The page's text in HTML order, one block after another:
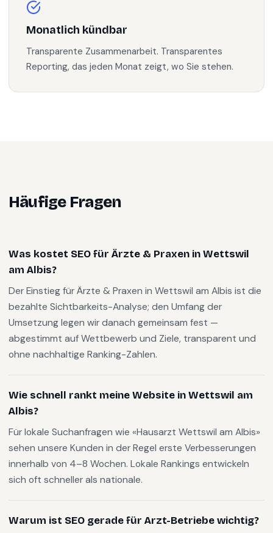
Monatlich kündbar
Transparente Zusammenarbeit. Transparentes
Reporting, das jeden Monat zeigt, wo Sie stehen.
Häufige Fragen
Was kostet SEO für Ärzte & Praxen in Wettswil
am Albis?
Der Einstieg für Ärzte & Praxen in Wettswil am Albis ist die
bezahlte Sichtbarkeits-Analyse; den Umfang der
Umsetzung legen wir danach gemeinsam fest —
abgestimmt auf Wettbewerb und Ziele, transparent und
ohne nachhaltige Ranking-Zahlen.
Wie schnell rankt meine Website in Wettswil am
Albis?
Für lokale Suchanfragen wie «Hausarzt Wettswil am Albis»
sehen unsere Kunden in der Regel erste Verbesserungen
innerhalb von 4–8 Wochen. Lokale Rankings entwickeln
sich oft schneller als nationale.
Warum ist SEO gerade für Arzt-Betriebe wichtig?